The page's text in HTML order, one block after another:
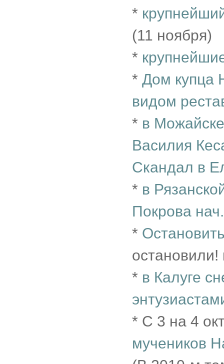
*
(11 ноября)
*
* Дом купца
видом
* в
Василия
Скандал в
* в
Покрова
*
остановили!
* в Калуге
* С 3 на 4
мучеников